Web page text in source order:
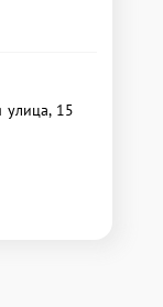
улица, 15